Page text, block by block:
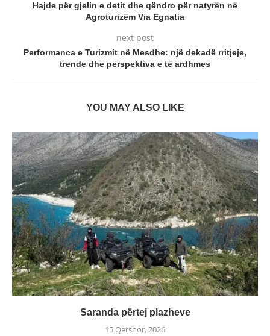
Hajde për gjelin e detit dhe qëndro për natyrën në
Agroturizëm Via Egnatia
next post
Performanca e Turizmit në Mesdhe: një dekadë rritjeje,
trende dhe perspektiva e të ardhmes
YOU MAY ALSO LIKE
Saranda përtej plazheve
15 Qershor, 2026